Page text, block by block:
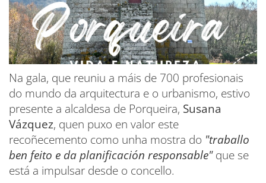
Na gala, que reuniu a máis de 700 profesionais
do mundo da arquitectura e o urbanismo, estivo
presente a alcaldesa de Porqueira, Susana
Vázquez, quen puxo en valor este
recoñecemento como unha mostra do "traballo
ben feito e da planificación responsable"que se
está a impulsar desde o concello.